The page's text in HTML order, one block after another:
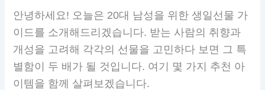
안녕하세요! 오늘은 20대 남성을 위한 생일선물 가
이드를 소개해드리겠습니다. 받는 사람의 취향과
개성을 고려해 각각의 선물을 고민하다 보면 그 특
별함이 두 배가 될 것입니다. 여기 몇 가지 추천 아
이템을 함께 살펴보겠습니다.